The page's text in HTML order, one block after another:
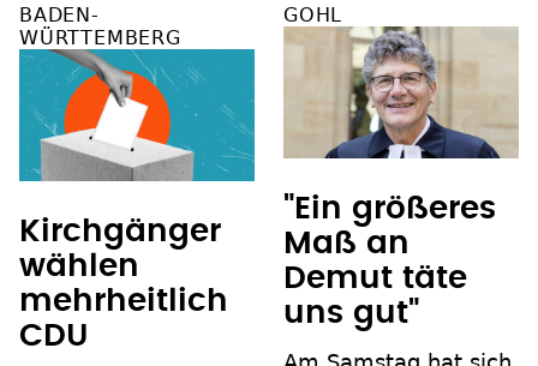
BADEN-
WÜRTTEMBERG
Kirchgänger
wählen
mehrheitlich
CDU
GOHL
"Ein größeres
Maß an
Demut täte
uns gut"